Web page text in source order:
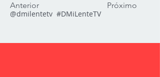
Anterior Próximo
@dmilentetv #DMiLenteTV